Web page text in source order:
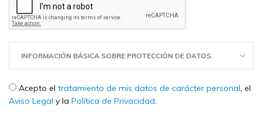
INFORMACIÓN BÁSICA SOBRE PROTECCIÓN DE DATOS.
Check legal *
Acepto el tratamiento de mis datos de carácter personal, el
Aviso Legal y la Política de Privacidad.